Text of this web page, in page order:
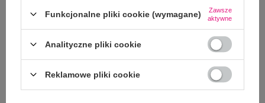
ZWROTY I REKLAMACJE
Funkcjonalne pliki cookie (wymagane)
Zawsze
aktywne
Analityczne pliki cookie
Reklamowe pliki cookie